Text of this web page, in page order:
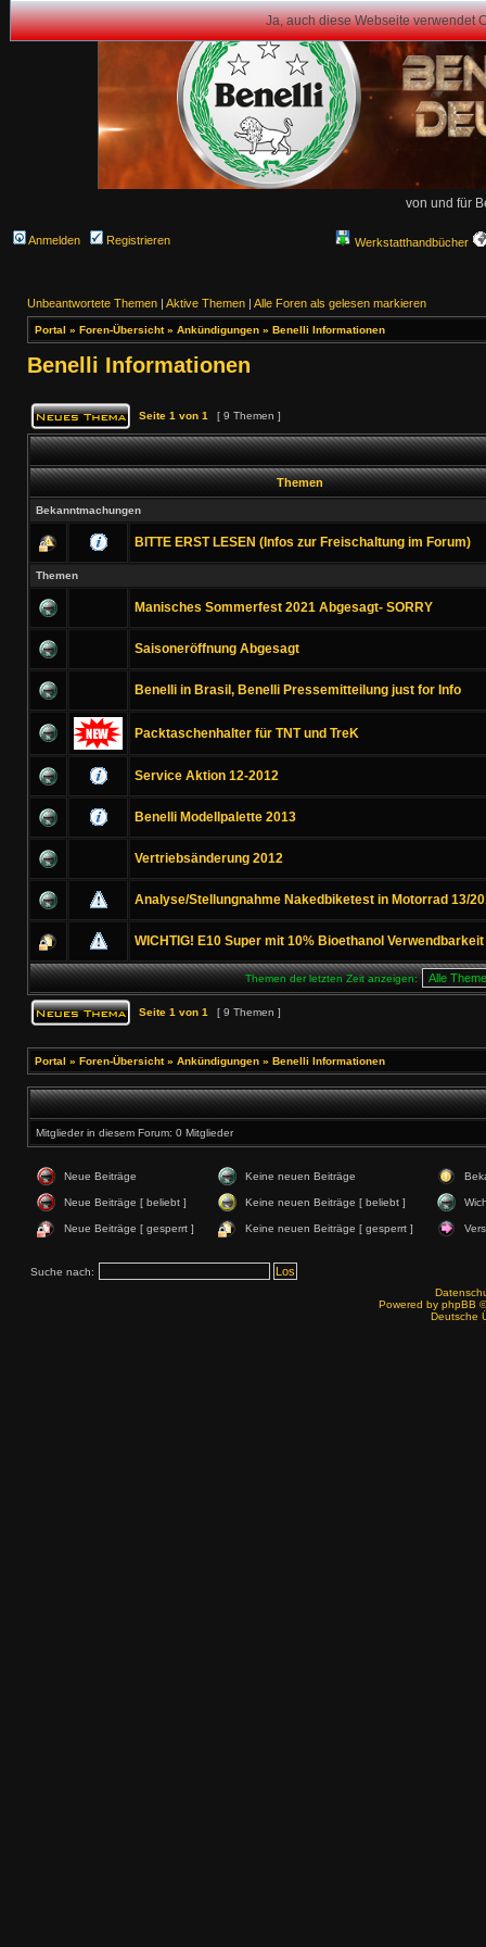
Ja, auch diese Webseite verwendet
von und für
Anmelden Registrieren Werkstatthandbücher
Unbeantwortete Themen | Aktive Themen | Alle Foren als gelesen markieren
Portal » Foren-Übersicht» Ankündigungen » Benelli Informationen
Benelli Informationen
Seite 1 von 1 [ 9 Themen ]
Themen
Bekanntmachungen
BITTE ERST LESEN (Infos zur Freischaltung im Forum)
Themen
Manisches Sommerfest 2021 Abgesagt- SORRY
Saisoneröffnung Abgesagt
Benelli in Brasil, Benelli Pressemitteilung just for Info
Packtaschenhalter für TNT und TreK
Service Aktion 12-2012
Benelli Modellpalette 2013
Vertriebsänderung 2012
Analyse/Stellungnahme Nakedbiketest in Motorrad 13/
WICHTIG! E10 Super mit 10% Bioethanol
Themen der letzten Zeit anzeigen:
Seite 1 von 1 [ 9 Themen ]
Portal » Foren-Übersicht» Ankündigungen » Benelli Informationen
Mitglieder in diesem Forum: 0 Mitglieder
Neue Beiträge Keine neuen Beiträge
Neue Beiträge [ beliebt ] Keine neuen Beiträge [ beliebt ]
Neue Beiträge [ gesperrt ] Keine neuen Beiträge [ gesperrt ]
Suche nach:
Powered by phpBB
Deutsche